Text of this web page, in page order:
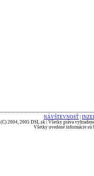
NÁVŠTEVNOSŤ
(C) 2004, 2005 DSL.sk | Všetky práva
Všetky uvedené informácie sú